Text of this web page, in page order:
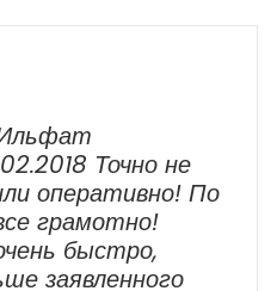
Точно не
оперативно! По
грамотно!
быстро,
заявленного